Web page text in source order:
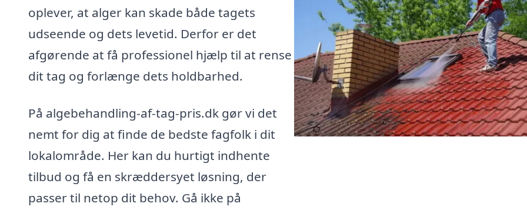
oplever, at alger kan skade både tagets
udseende og dets levetid. Derfor er det
afgørende at få professionel hjælp til at rense
dit tag og forlænge dets holdbarhed.
På algebehandling-af-tag-pris.dk gør vi det
nemt for dig at finde de bedste fagfolk i dit
lokalområde. Her kan du hurtigt indhente
tilbud og få en skræddersyet løsning, der
passer til netop dit behov. Gå ikke på